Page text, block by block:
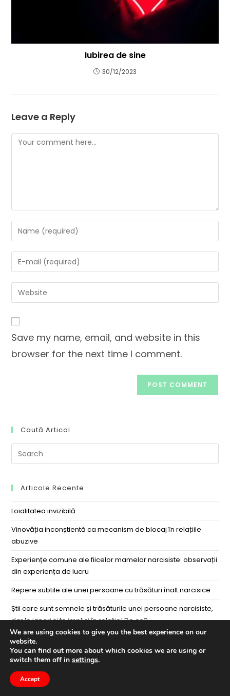
Iubirea de sine
30/12/2023
Leave a Reply
Save my name, email, and website in this
browser for the next time I comment.
Caută Articol
Articole Recente
Loialitatea invizibilă
Vinovăția inconștientă ca mecanism de blocaj în relațiile
abuzive
Experiențe comune ale fiicelor mamelor narcisiste: observații
din experiența de lucru
Repere subtile ale unei persoane cu trăsături înalt narcisice
Știi care sunt semnele și trăsăturile unei persoane narcisiste,
dar le ignori și te implici în relație! De ce?
Comentarii Recente
Arhive
We are using cookies to give you the best experience on our
website.
You can find out more about which cookies we are using or
switch them off in settings.
Accept